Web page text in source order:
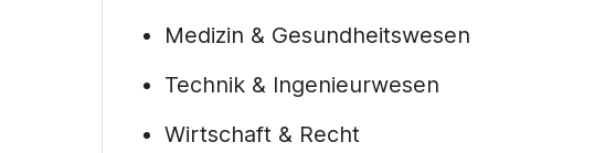
Medizin & Gesundheitswesen
Technik & Ingenieurwesen
Wirtschaft & Recht